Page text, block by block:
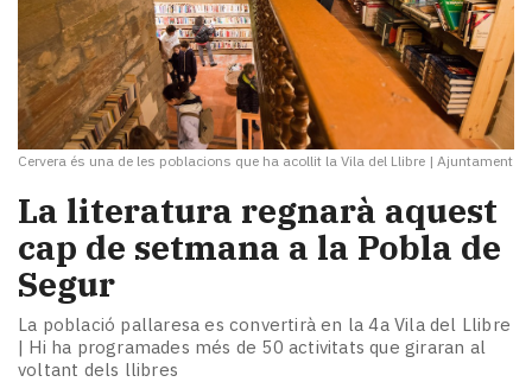
Cervera és una de les poblacions que ha acollit la Vila del Llibre | Ajuntament
La literatura regnarà aquest
cap de setmana a la Pobla de
Segur
La població pallaresa es convertirà en la 4a Vila del Llibre
| Hi ha programades més de 50 activitats que giraran al
voltant dels llibres